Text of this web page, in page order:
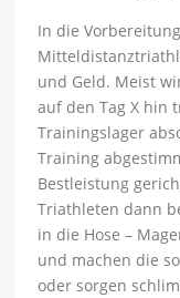
In die
und Geld. Meist
auf den Tag X hin
Trainingslager
Training
Bestleistung
Triathleten dann
in die Hose –
und machen die
oder sorgen